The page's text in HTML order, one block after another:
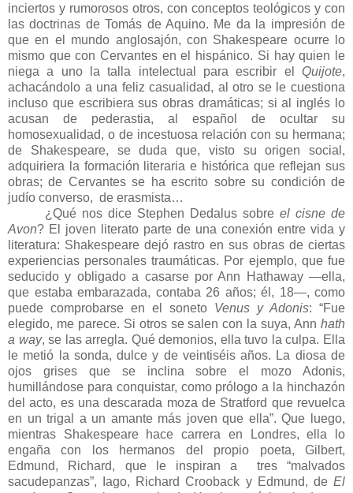
inciertos y rumorosos otros, con conceptos teológicos y con
las doctrinas de Tomás de Aquino. Me da la impresión de
que en el mundo anglosajón, con Shakespeare ocurre lo
mismo que con Cervantes en el hispánico. Si hay quien le
niega a uno la talla intelectual para escribir el Quijote,
achacándolo a una feliz casualidad, al otro se le cuestiona
incluso que escribiera sus obras dramáticas; si al inglés lo
acusan de pederastia, al español de ocultar su
homosexualidad, o de incestuosa relación con su hermana;
de Shakespeare, se duda que, visto su origen social,
adquiriera la formación literaria e histórica que reflejan sus
obras; de Cervantes se ha escrito sobre su condición de
judío converso, de erasmista…
¿Qué nos dice Stephen Dedalus sobreel cisne de
Avon? El joven literato parte de una conexión entre vida y
literatura: Shakespeare dejó rastro en sus obras de ciertas
experiencias personales traumáticas. Por ejemplo, que fue
seducido y obligado a casarse por Ann Hathaway —ella,
que estaba embarazada, contaba 26 años; él, 18—, como
puede comprobarse en el soneto Venus y Adonis: “Fue
elegido, me parece. Si otros se salen con la suya, Ann hath
a way, se las arregla. Qué demonios, ella tuvo la culpa. Ella
le metió la sonda, dulce y de veintiséis años. La diosa de
ojos grises que se inclina sobre el mozo Adonis,
humillándose para conquistar, como prólogo a la hinchazón
del acto, es una descarada moza de Stratford que revuelca
en un trigal a un amante más joven que ella”. Que luego,
mientras Shakespeare hace carrera en Londres, ella lo
engaña con los hermanos del propio poeta, Gilbert,
Edmund, Richard, que le inspiran a tres “malvados
sacudepanzas”, Iago, Richard Crooback y Edmund, de El